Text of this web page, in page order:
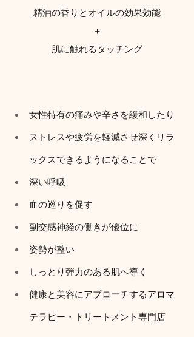
精油の香りとオイルの効果効能
＋
肌に触れるタッチング
女性特有の痛みや辛さを緩和したり
ストレスや疲労を軽減させ深くリラ
ックスできるようになることで
深い呼吸
血の巡りを促す
副交感神経の働きが優位に
姿勢が整い
しっとり弾力のある肌へ導く
健康と美容にアプローチするアロマ
テラピー・トリートメント専門店